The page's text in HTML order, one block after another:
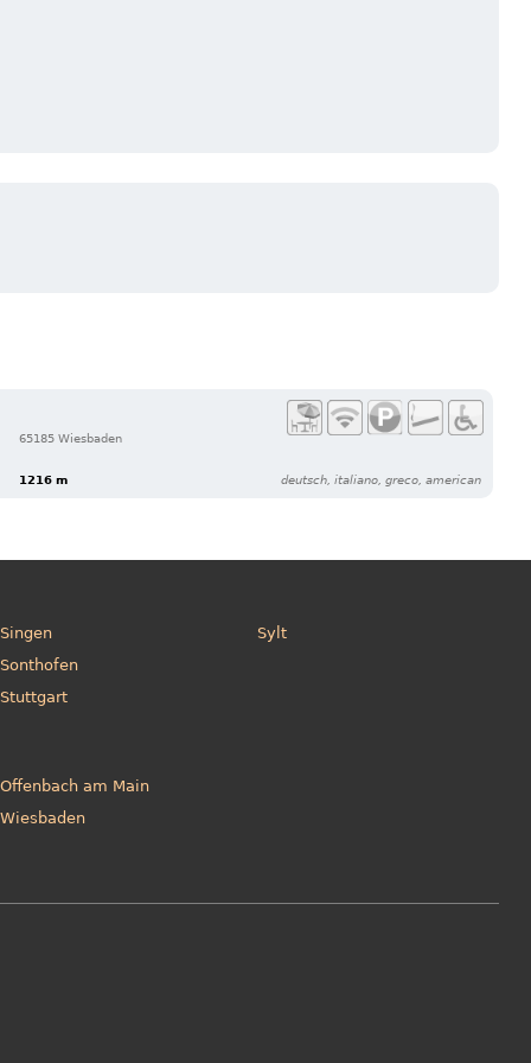
65185 Wiesbaden
1216 m deutsch, italiano, greco, american
Singen
Sonthofen
Stuttgart
Sylt
Offenbach am Main
Wiesbaden